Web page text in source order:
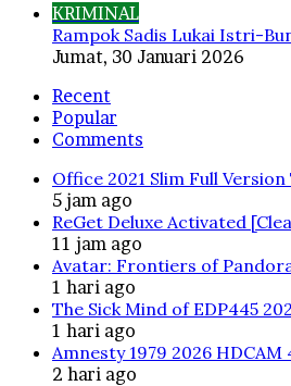
KRIMINAL
Rampok Sadis Lukai Istri-
Jumat, 30 Januari 2026
Recent
Popular
Comments
Office 2021 Slim Full
5 jam ago
ReGet Deluxe Activated
11 jam ago
Avatar: Frontiers of
1 hari ago
The Sick Mind of EDP445
1 hari ago
Amnesty 1979 2026 HDCAM
2 hari ago